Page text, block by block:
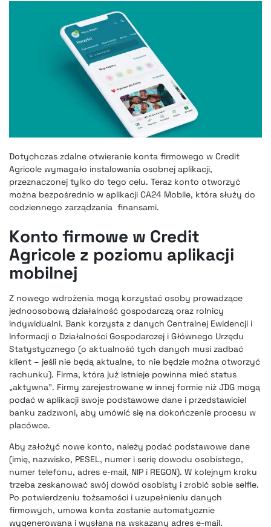
Dotychczas zdalne otwieranie konta firmowego w Credit
Agricole wymagało instalowania osobnej aplikacji,
przeznaczonej tylko do tego celu. Teraz konto otworzyć
można bezpośrednio w aplikacji CA24 Mobile, która służy do
codziennego zarządzania finansami.
Konto firmowe w Credit
Agricole z poziomu aplikacji
mobilnej
Z nowego wdrożenia mogą korzystać osoby prowadzące
jednoosobową działalność gospodarczą oraz rolnicy
indywidualni. Bank korzysta z danych Centralnej Ewidencji i
Informacji o Działalności Gospodarczej i Głównego Urzędu
Statystycznego (o aktualność tych danych musi zadbać
klient – jeśli nie będą aktualne, to nie będzie można otworzyć
rachunku). Firma, która już istnieje powinna mieć status
„aktywna”. Firmy zarejestrowane w innej formie niż JDG mogą
podać w aplikacji swoje podstawowe dane i przedstawiciel
banku zadzwoni, aby umówić się na dokończenie procesu w
placówce.
Aby założyć nowe konto, należy podać podstawowe dane
(imię, nazwisko, PESEL, numer i serię dowodu osobistego,
numer telefonu, adres e-mail, NIP i REGON). W kolejnym kroku
trzeba zeskanować swój dowód osobisty i zrobić sobie selfie.
Po potwierdzeniu tożsamości i uzupełnieniu danych
firmowych, umowa konta zostanie automatycznie
wygenerowana i wysłana na wskazany adres e-mail.